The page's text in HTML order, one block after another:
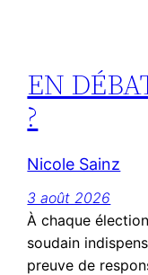
EN
?
Nicole Sainz
3 août 2026
À chaque
soudain
preuve de